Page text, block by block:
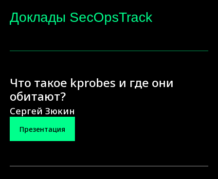
Доклады SecOpsTrack
Что такое kprobes и где они
обитают?
Сергей Зюкин
Презентация